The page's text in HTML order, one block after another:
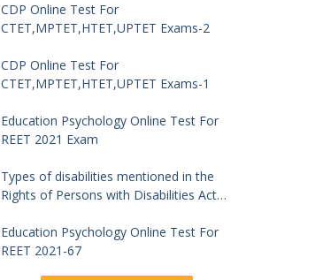
CDP Online Test For
CTET,MPTET,HTET,UPTET Exams-2
CDP Online Test For
CTET,MPTET,HTET,UPTET Exams-1
Education Psychology Online Test For
REET 2021 Exam
Types of disabilities mentioned in the
Rights of Persons with Disabilities Act
Education Psychology Online Test For
REET 2021-67